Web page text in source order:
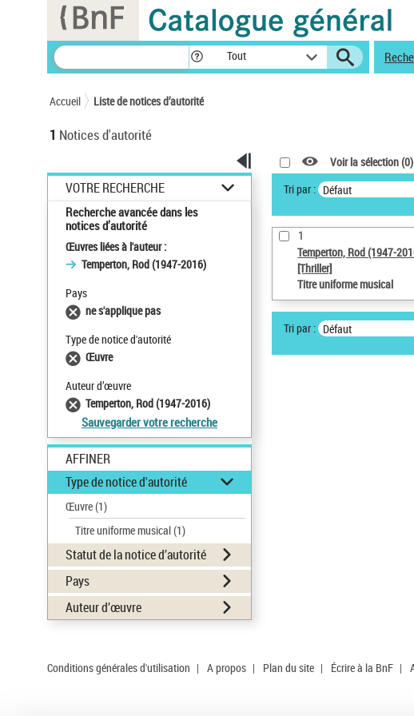
Tout
Accueil Liste de notices d’autorité
1 Notices d'autorité
VOTRE RECHERCHE
Recherche avancée dans les
notices d’autorité
Œuvres liées à l'auteur :
Temperton, Rod (1947-2016)
Pays
ne s'applique pas
Type de notice d'autorité
Œuvre
Auteur d’œuvre
Temperton, Rod (1947-2016)
Sauvegarder votre recherche
AFFINER
Type de notice d'autorité
Œuvre(1)
Titre uniforme musical(1)
Statut de la notice d’autorité
Pays
Auteur d’œuvre
Voir la sélection (0)
Tri par : Défaut
1
Temperton, Rod (1947-
[Thriller]
Titre uniforme musical
Tri par : Défaut
Conditions générales d'utilisation | A propos | Plan du site | Écrire à la BnF |
Panneau de gestion des cookies